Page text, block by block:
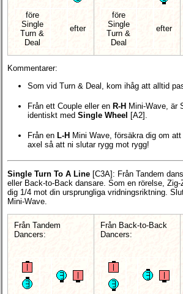
före
Single
Turn &
Deal
efter
före
Single
Turn &
Deal
efter
Kommentarer:
Som vid Turn & Deal, kom ihåg att alltid
Från ett Couple eller en R-H Mini-Wave, är
identiskt med Single Wheel [A2].
Från en L-H Mini Wave, försäkra dig om
axel så att ni slutar rygg mot rygg!
Single Turn To A Line [C3A] : Från Tandem
eller Back-to-Back dansare. Som en rörelse,
dig 1/4 mot din ursprungliga vridningsriktning.
Mini-Wave.
Från Tandem
Dancers:
Från Back-to-Back
Dancers: